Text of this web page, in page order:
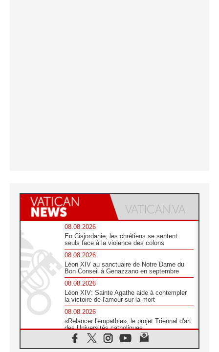
08.08.2026
En Cisjordanie, les chrétiens se sentent
seuls face à la violence des colons
08.08.2026
Léon XIV au sanctuaire de Notre Dame du
Bon Conseil à Genazzano en septembre
08.08.2026
Léon XIV: Sainte Agathe aide à contempler
la victoire de l'amour sur la mort
08.08.2026
«Relancer l'empathie», le projet Triennal d'art
des Universités catholiques
08.08.2026
Signis 2026, donner la parole aux religieuses